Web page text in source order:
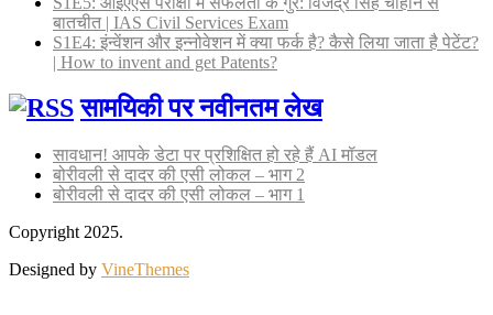
बातचीत | IAS Civil Services Exam
S1E4: इंन्वेंशन और इन्नोवेशन में क्या फर्क है? कैसे लिया जाता है पेटेंट?
| How to invent and get Patents?
सामयिकी पर नवीनतम लेख
सावधान! आपके डेटा पर प्रशिक्षित हो रहे हैं AI मॉडल
बोरीवली से दादर की एसी लोकल – भाग 2
बोरीवली से दादर की एसी लोकल – भाग 1
Copyright 2025.
Designed by VineThemes